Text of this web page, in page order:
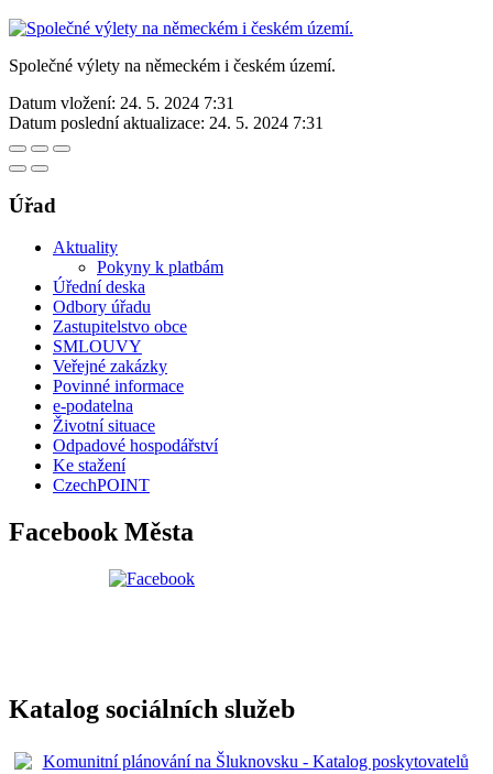
Společné výlety na německém i českém území.
Datum vložení: 24. 5. 2024 7:31
Datum poslední aktualizace: 24. 5. 2024 7:31
Úřad
Aktuality
Pokyny k platbám
Úřední deska
Odbory úřadu
Zastupitelstvo obce
SMLOUVY
Veřejné zakázky
Povinné informace
e-podatelna
Životní situace
Odpadové hospodářství
Ke stažení
CzechPOINT
Facebook Města
Katalog sociálních služeb